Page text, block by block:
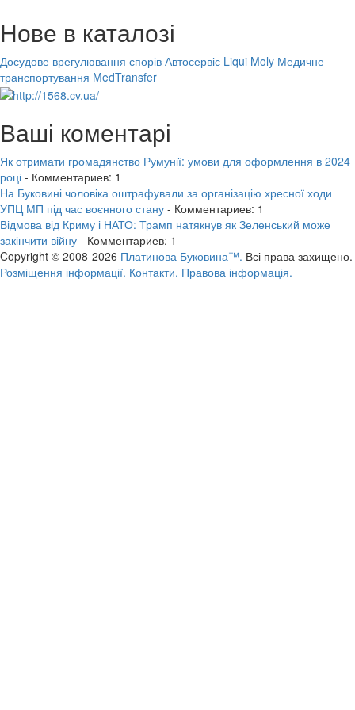
Нове в каталозі
Досудове врегулювання спорів Автосервіс Liqui Moly Медичне
транспортування MedTransfer
Ваші коментарі
Як отримати громадянство Румунії: умови для оформлення в 2024
році - Комментариев: 1
На Буковині чоловіка оштрафували за організацію хресної ходи
УПЦ МП під час воєнного стану - Комментариев: 1
Відмова від Криму і НАТО: Трамп натякнув як Зеленський може
закінчити війну - Комментариев: 1
Copyright © 2008-2026 Платинова Буковина™. Всі права захищено.
Розміщення інформації. Контакти. Правова інформація.